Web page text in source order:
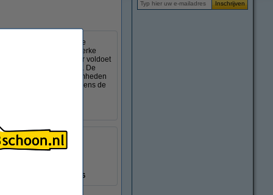
van 66 cm. Deze
metaal en ijzer. Het sterke
De armbeschermer voldoet
snijden en perforatie. De
ook bij werkzaamheden
Hierdoor blijft u tijdens de
Kleur:
Bruin
Materiaal:
Kevlar
EN 388:2016